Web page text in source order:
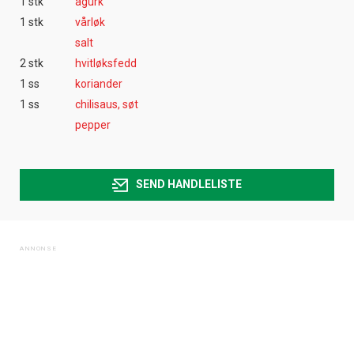
1 stk
vårløk
salt
2 stk
hvitløksfedd
1 ss
koriander
1 ss
chilisaus, søt
pepper
SEND HANDLELISTE